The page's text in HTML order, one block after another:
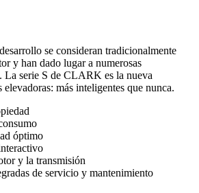
se consideran tradicionalmente
y han dado lugar a numerosas
La serie S de CLARK es la nueva
elevadoras: más inteligentes que nunca.
óptimo
y la transmisión
de servicio y mantenimiento